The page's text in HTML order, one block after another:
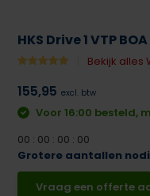
HKS Drive 1 VTP
Bekijk alles
155,95 excl. btw
Voor 16:00 besteld,
00 : 00 : 00 : 00
Grotere aantallen
Vraag een offerte